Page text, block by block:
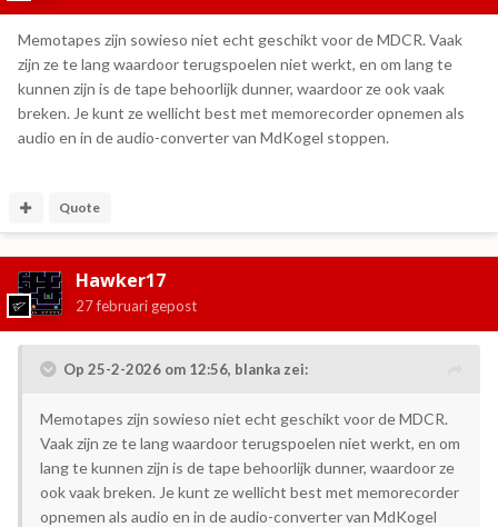
Memotapes zijn sowieso niet echt geschikt voor de MDCR. Vaak
zijn ze te lang waardoor terugspoelen niet werkt, en om lang te
kunnen zijn is de tape behoorlijk dunner, waardoor ze ook vaak
breken. Je kunt ze wellicht best met memorecorder opnemen als
audio en in de audio-converter van MdKogel stoppen.
Quote
Hawker17
27 februari gepost
Op 25-2-2026 om 12:56, blanka zei:
Memotapes zijn sowieso niet echt geschikt voor de MDCR.
Vaak zijn ze te lang waardoor terugspoelen niet werkt, en om
lang te kunnen zijn is de tape behoorlijk dunner, waardoor ze
ook vaak breken. Je kunt ze wellicht best met memorecorder
opnemen als audio en in de audio-converter van MdKogel